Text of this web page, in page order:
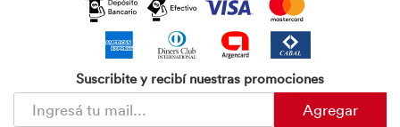
Suscribite y recibí nuestras promociones
Agregar